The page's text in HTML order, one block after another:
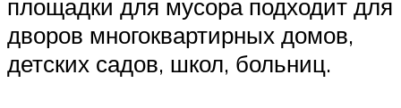
площадки для мусора подходит для
дворов многоквартирных домов,
детских садов, школ, больниц.